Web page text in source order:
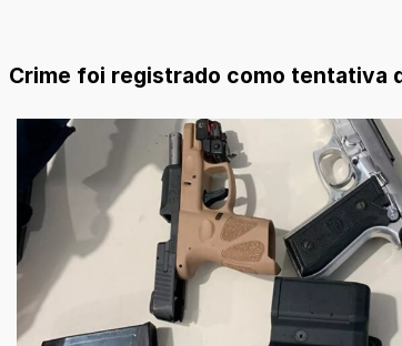
Crime foi registrado como tentativa